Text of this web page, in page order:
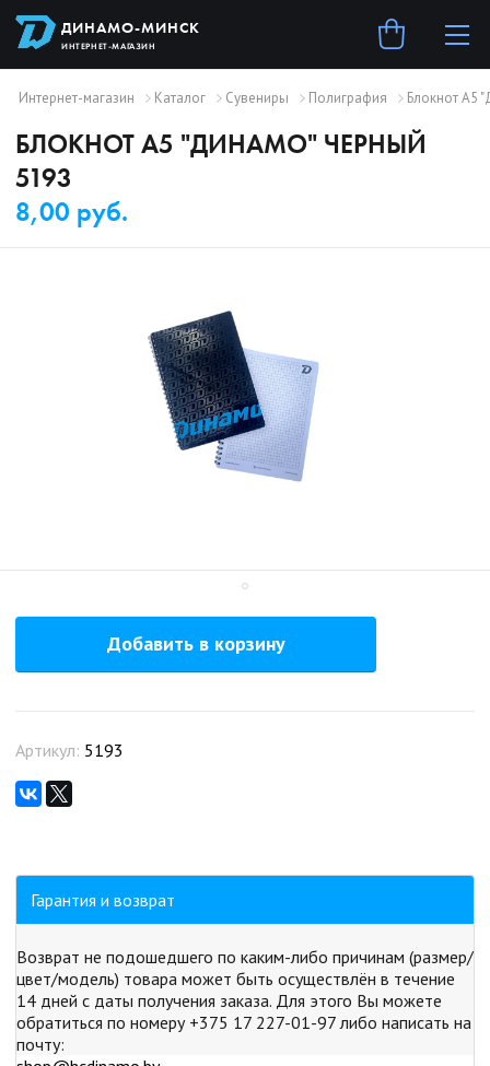
ДИНАМО-МИНСК
ИНТЕРНЕТ-МАГАЗИН
Интернет-магазин Каталог Сувениры Полиграфия Блокнот А5
БЛОКНОТ А5 "ДИНАМО" ЧЕРНЫЙ
5193
8,00 руб.
Добавить в корзину
Артикул: 5193
Гарантия и возврат
Возврат не подошедшего по каким-либо причинам (размер/
цвет/модель) товара может быть осуществлён в течение
14 дней с даты получения заказа. Для этого Вы можете
обратиться по номеру +375 17 227-01-97 либо написать на
почту: